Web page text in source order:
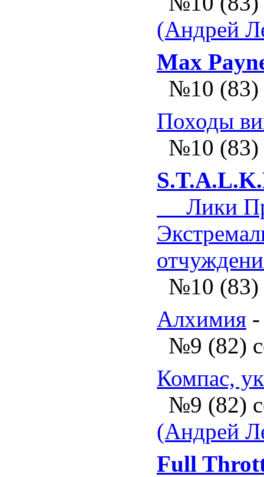
(Андрей
Max
№10 (83)
Походы
№10 (83)
Лики
№10 (83)
Алхимия
№9 (82)
Компас,
№9 (82)
(Андрей
Full